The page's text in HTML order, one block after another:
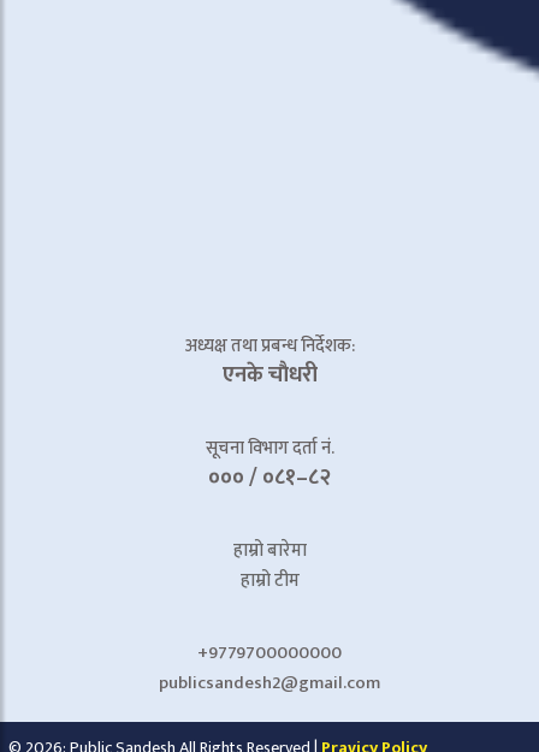
अध्यक्ष तथा प्रबन्ध निर्देशक:
एनके चाैधरी
सूचना विभाग दर्ता नं.
००० / ०८१–८२
हाम्रो बारेमा
हाम्रो टीम
+9779700000000
publicsandesh2@gmail.com